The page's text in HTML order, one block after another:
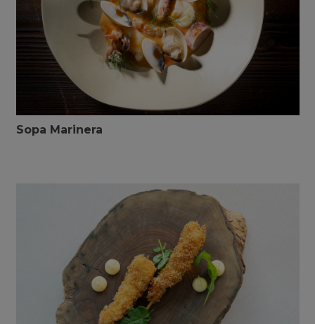
Sopa Marinera